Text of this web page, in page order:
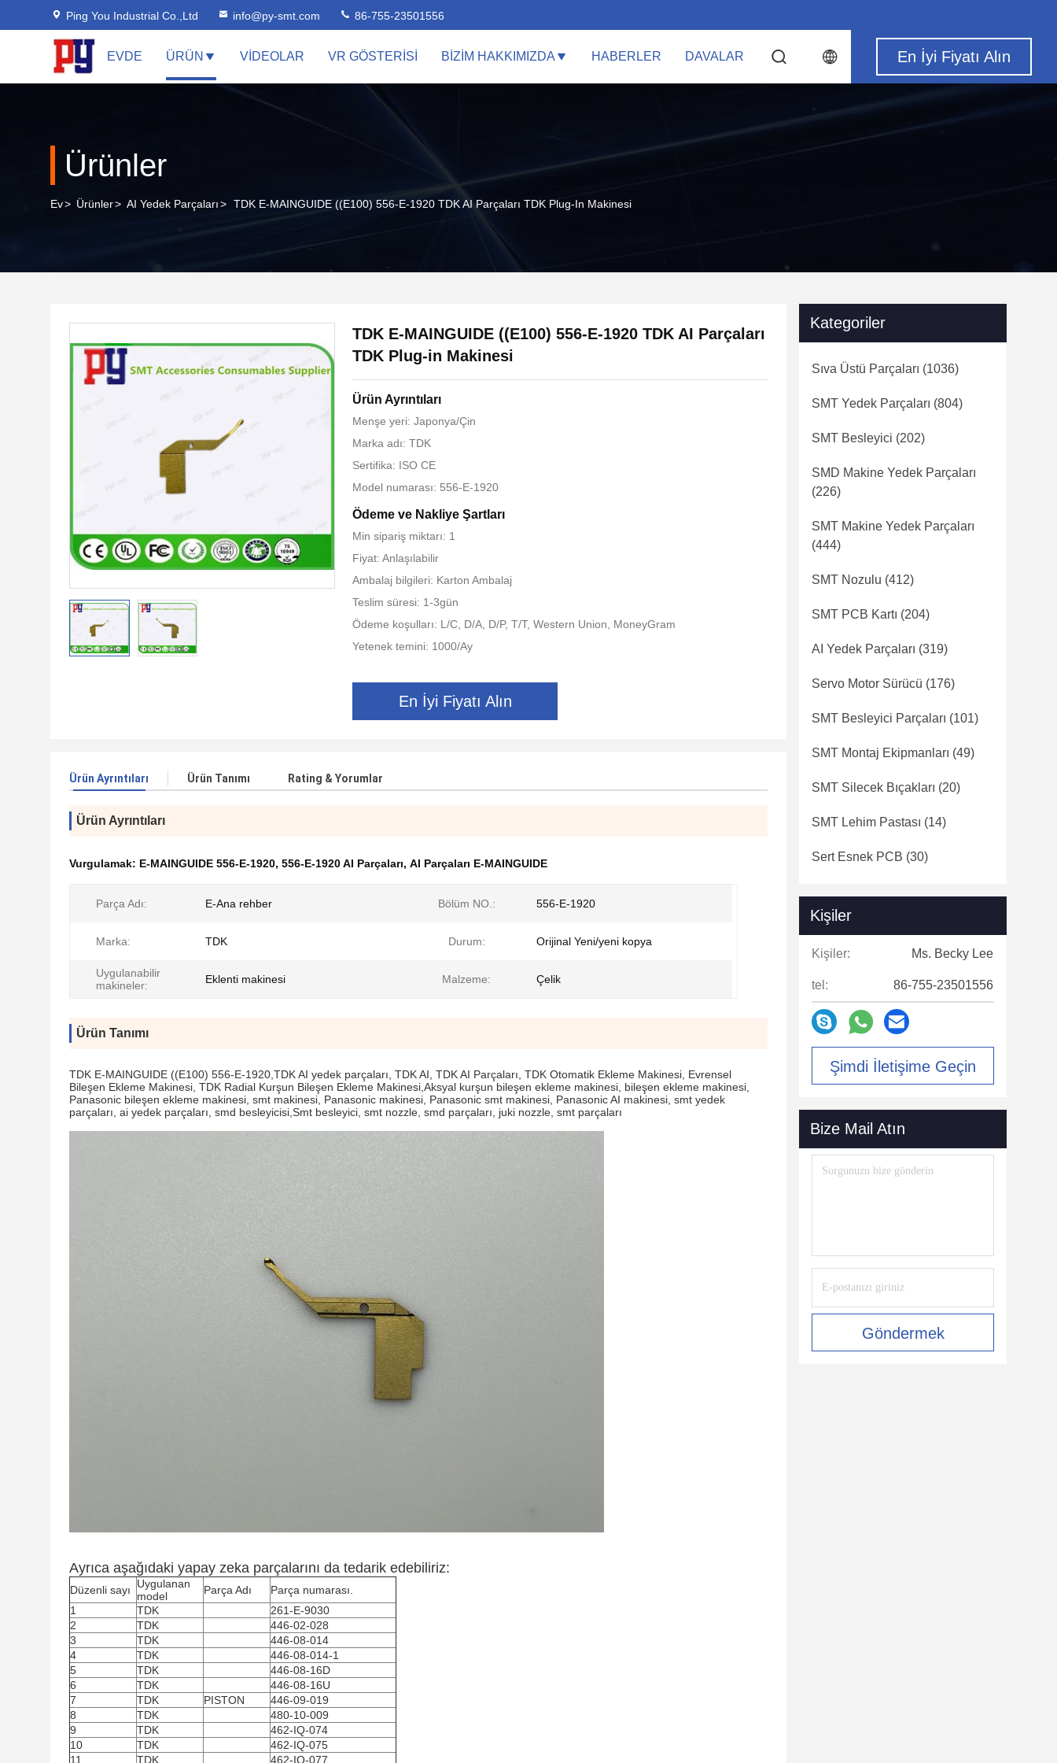
Ping You Industrial Co.,Ltd info@py-smt.com 86-755-23501556
EVDE ÜRÜN VIDEOLAR VR GÖSTERISI BIZIM HAKKIMIZDA HABERLER DAVALAR En İyi Fiyatı Alın
Ürünler
Ev> Ürünler> AI Yedek Parçaları> TDK E-MAINGUIDE ((E100) 556-E-1920 TDK AI Parçaları TDK Plug-In Makinesi
TDK E-MAINGUIDE ((E100) 556-E-1920 TDK AI Parçaları
TDK Plug-in Makinesi
Ürün Ayrıntıları
Menşe yeri: Japonya/Çin
Marka adı: TDK
Sertifika: ISO CE
Model numarası: 556-E-1920
Ödeme ve Nakliye Şartları
Min sipariş miktarı: 1
Fiyat: Anlaşılabilir
Ambalaj bilgileri: Karton Ambalaj
Teslim süresi: 1-3gün
Ödeme koşulları: L/C, D/A, D/P, T/T, Western Union, MoneyGram
Yetenek temini: 1000/Ay
En İyi Fiyatı Alın
Ürün Ayrıntıları Ürün Tanımı Rating & Yorumlar
Ürün Ayrıntıları
Vurgulamak: E-MAINGUIDE 556-E-1920, 556-E-1920 AI Parçaları, AI Parçaları E-MAINGUIDE
Parça Adı: E-Ana rehber Bölüm NO.: 556-E-1920
Marka: TDK Durum: Orijinal Yeni/yeni kopya
Uygulanabilir
makineler:
Eklenti makinesi Malzeme: Çelik
Ürün Tanımı
TDK E-MAINGUIDE ((E100) 556-E-1920,TDK AI yedek parçaları, TDK AI, TDK AI Parçaları, TDK Otomatik Ekleme Makinesi, Evrensel
Bileşen Ekleme Makinesi, TDK Radial Kurşun Bileşen Ekleme Makinesi,Aksyal kurşun bileşen ekleme makinesi, bileşen ekleme makinesi,
Panasonic bileşen ekleme makinesi, smt makinesi, Panasonic makinesi, Panasonic smt makinesi, Panasonic AI makinesi, smt yedek
parçaları, ai yedek parçaları, smd besleyicisi,Smt besleyici, smt nozzle, smd parçaları, juki nozzle, smt parçaları
Ayrıca aşağıdaki yapay zeka parçalarını da tedarik edebiliriz:
Düzenli sayı
Uygulanan
model
Parça Adı
Parça numarası.
1
TDK
261-E-9030
2
TDK
446-02-028
3
TDK
446-08-014
4
TDK
446-08-014-1
5
TDK
446-08-16D
6
TDK
446-08-16U
7
TDK PISTON
446-09-019
8
TDK
480-10-009
9
TDK
462-IQ-074
10
TDK
462-IQ-075
11
TDK
462-IQ-077
Kategoriler
Sıva Üstü Parçaları (1036)
SMT Yedek Parçaları (804)
SMT Besleyici (202)
SMD Makine Yedek Parçaları
(226)
SMT Makine Yedek Parçaları
(444)
SMT Nozulu (412)
SMT PCB Kartı (204)
AI Yedek Parçaları (319)
Servo Motor Sürücü (176)
SMT Besleyici Parçaları (101)
SMT Montaj Ekipmanları (49)
SMT Silecek Bıçakları (20)
SMT Lehim Pastası (14)
Sert Esnek PCB (30)
Kişiler
Kişiler: Ms. Becky Lee
tel: 86-755-23501556
Şimdi İletişime Geçin
Bize Mail Atın
Göndermek